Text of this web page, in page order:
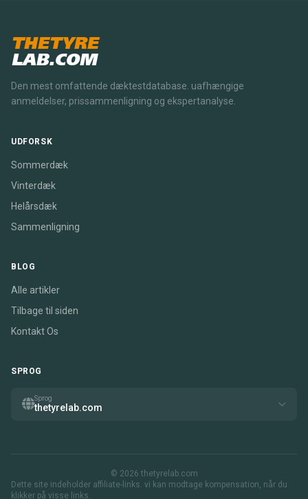
THETYRE
LAB.COM
Den mest omfattende dæktestdatabase. uafhængige
anmeldelser, prissammenligning og ekspertanalyse.
UDFORSK
Sommerdæk
Vinterdæk
Helårsdæk
Sammenligning
BLOG
Alle artikler
Tilbage til siden
Kontakt Os
SPROG
Sprog
thetyrelab.com
© 2026 thetyrelab.com
Dette site indeholder affiliate-links. vi kan modtage kompensation, når du
klikker på visse links.